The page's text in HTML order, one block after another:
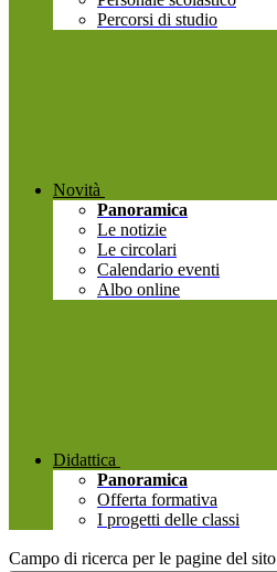
Percorsi di studio
Novità
Panoramica
Le notizie
Le circolari
Calendario eventi
Albo online
Didattica
Panoramica
Offerta formativa
I progetti delle classi
Campo di ricerca per le pagine del sito